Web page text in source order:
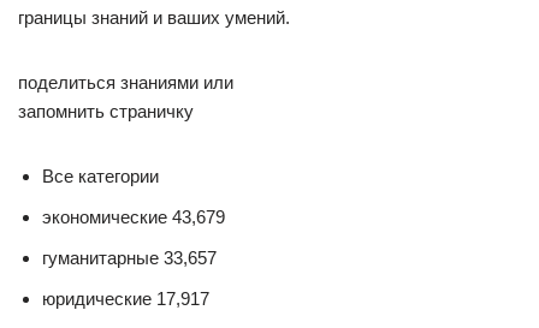
границы знаний и ваших умений.
поделиться знаниями или
запомнить страничку
Все категории
экономические 43,679
гуманитарные 33,657
юридические 17,917